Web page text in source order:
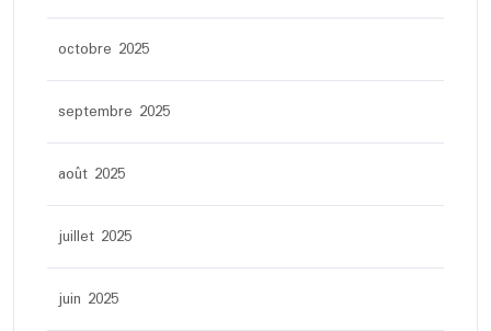
octobre 2025
septembre 2025
août 2025
juillet 2025
juin 2025